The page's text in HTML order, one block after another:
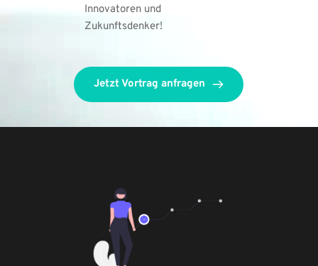
Innovatoren und
Zukunftsdenker!
Jetzt Vortrag anfragen